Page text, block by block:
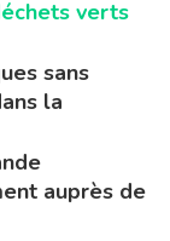
laisse sur
? Retrouvez-